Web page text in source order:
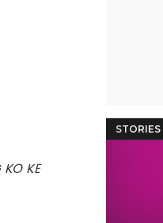
KO KE